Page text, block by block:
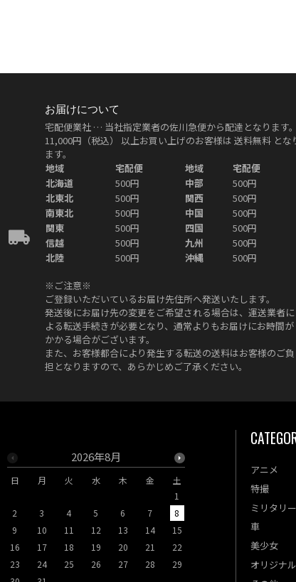
お届けについて
宅配便業社 … 当社指定業者の佐川急便から配達となります。
11,000円（税込）
以上お買い上げのお客様は 送料無料とな
ます。
地域
宅配便 地域
宅配便
北海道
500円 中部
500円
北東北
500円 関西
500円
南東北
500円 中国
500円
関東
500円 四国
500円
信越
500円 九州
500円
北陸
500円 沖縄 500円
※ご注意※
ご登録いただいているお届け先住所へ発送いたします。
発送後にお届け先の変更をご希望される場合は、運送業者に
よる転送手続きが必要となり、通常よりもお届けにお時間が
かかる場合がございます。
また、お客様都合により発生する転送の送料はお客様のご負
担となりますので、あらかじめご了承ください。
2026年8月
日 月 火 水 木 金
土
1
2
3 4 5 6 7
8
9
10 11 12 13 14
15
16
17 18 19 20 21
22
23
24 25 26 27 28
29
9
15
22 23
29 30
アニメ
特撮
ミリタリー
車
美少女
オリジナル